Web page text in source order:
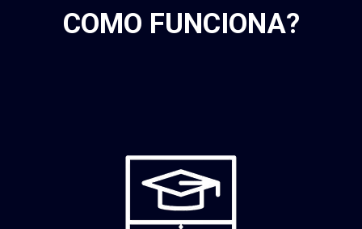
COMO FUNCIONA?